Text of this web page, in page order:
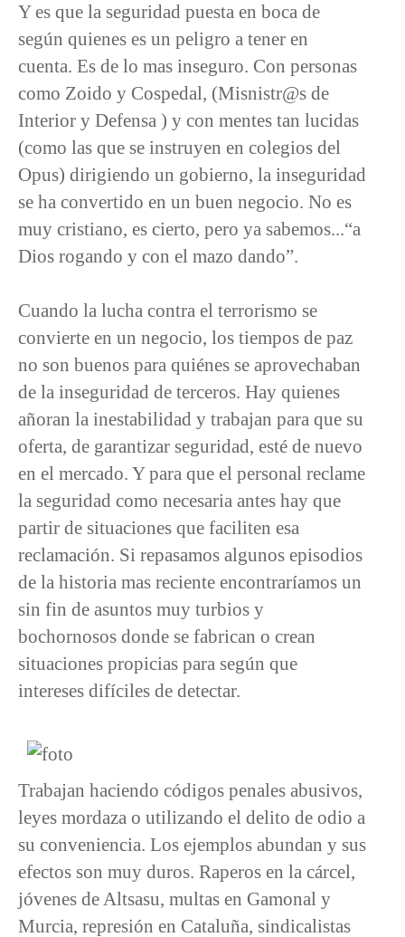
Y es que la seguridad puesta en boca de
según quienes es un peligro a tener en
cuenta. Es de lo mas inseguro. Con personas
como Zoido y Cospedal, (Misnistr@s de
Interior y Defensa ) y con mentes tan lucidas
(como las que se instruyen en colegios del
Opus) dirigiendo un gobierno, la inseguridad
se ha convertido en un buen negocio. No es
muy cristiano, es cierto, pero ya sabemos...“a
Dios rogando y con el mazo dando”.
Cuando la lucha contra el terrorismo se
convierte en un negocio, los tiempos de paz
no son buenos para quiénes se aprovechaban
de la inseguridad de terceros. Hay quienes
añoran la inestabilidad y trabajan para que su
oferta, de garantizar seguridad, esté de nuevo
en el mercado. Y para que el personal reclame
la seguridad como necesaria antes hay que
partir de situaciones que faciliten esa
reclamación. Si repasamos algunos episodios
de la historia mas reciente encontraríamos un
sin fin de asuntos muy turbios y
bochornosos donde se fabrican o crean
situaciones propicias para según que
intereses difíciles de detectar.
Trabajan haciendo códigos penales abusivos,
leyes mordaza o utilizando el delito de odio a
su conveniencia. Los ejemplos abundan y sus
efectos son muy duros. Raperos en la cárcel,
jóvenes de Altsasu, multas en Gamonal y
Murcia, represión en Cataluña, sindicalistas